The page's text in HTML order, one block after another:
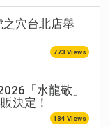
之穴台北店舉
773 Views
「水龍敬」
決定！
184 Views